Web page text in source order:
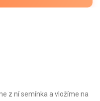
z ní semínka a vložíme na